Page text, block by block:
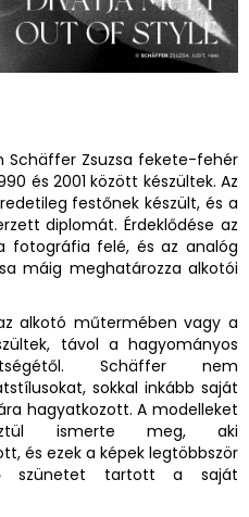
Zsuzsa fekete-fehér
és 2001 között készültek. Az
festőnek készült, és a
diplomát. Érdeklődése az
fotográfia felé, és az analóg
máig meghatározza alkotói
alkotó műtermében vagy a
távol a hagyományos
Schäffer nem
sokkal inkább saját
hagyatkozott. A modelleket
ismerte meg, aki
és ezek a képek legtöbbször
szünetet tartott a saját